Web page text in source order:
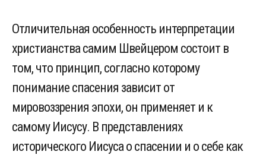
Отличительная особенность интерпретации
христианства самим Швейцером состоит в
том, что принцип, согласно которому
понимание спасения зависит от
мировоззрения эпохи, он применяет и к
самому Иисусу. В представлениях
исторического Иисуса о спасении и о себе как